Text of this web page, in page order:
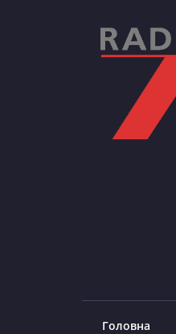
Головна